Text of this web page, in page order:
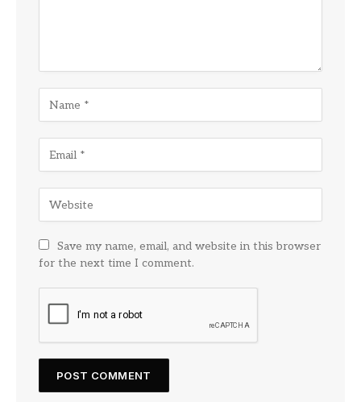
Save my name, email, and website in this browser
for the next time I comment.